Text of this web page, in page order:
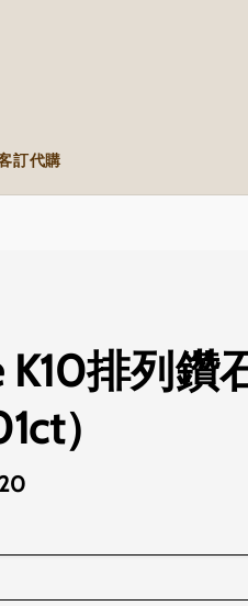
訂代購
K10排列鑽
）